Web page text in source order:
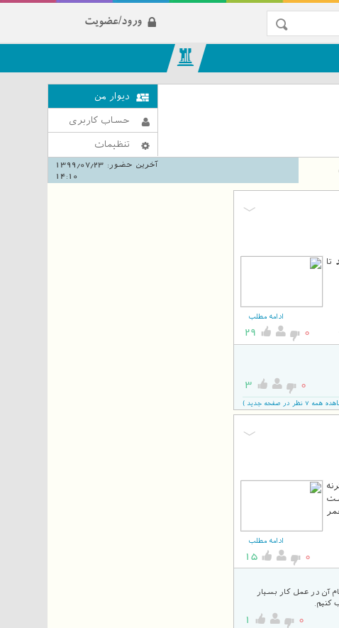
ورود/عضویت
دیوار من
حساب کاربری
تنظیمات
آخرین حضور:
14:10
تا
ادامه مطلب
0
29
0
3
7 نظر در صفحه جدید )
ادامه مطلب
0
15
آن در عمل کار بسیار
کنیم.
0
1